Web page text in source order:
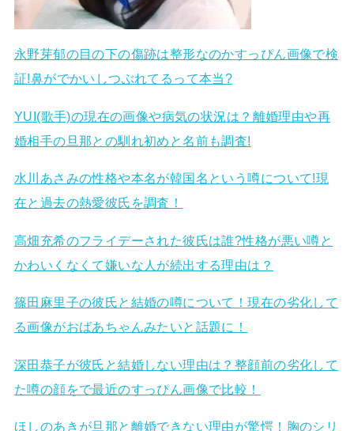
永野芽郁の目の下の傷跡は整形なのかすっぴん画像で検
証!鼻がでかいしつぶれてるって本当?
YUI(歌手)の現在の画像や病気の状況は？離婚理由や再
婚相手の旦那との馴れ初めと名前も調査!
水川あさみの性格や本名が韓国名という噂について!現
在と過去の熱愛彼氏を調査！
高畑充希のフライデーされた彼氏は誰?性格が悪い噂と
かわいくなくて嫌いな人が続出する理由は？
篠田麻里子の彼氏と結婚の噂について！現在の劣化して
る画像がおばあちゃんみたいと話題に！
深田恭子が彼氏と結婚しない理由は？整顔前の劣化して
た噂の顔をで最近のすっぴん画像で比較！
ほしのあきが旦那と離婚できない理由が驚愕！胸のシリ